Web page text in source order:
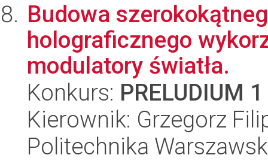
Budowa
holograficznego
modulatory światła.
Konkurs: PRELUDIUM 1
Kierownik: Grzegorz
Politechnika